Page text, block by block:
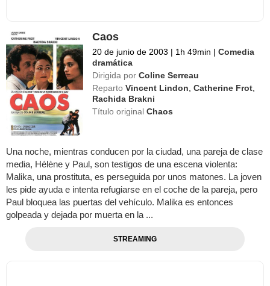
Caos
20 de junio de 2003 | 1h 49min | Comedia
dramática
Dirigida por Coline Serreau
Reparto Vincent Lindon ,Catherine Frot
Rachida Brakni
Título originalChaos
Una noche, mientras conducen por la ciudad, una pareja de clase
media, Hélène y Paul, son testigos de una escena violenta:
Malika, una prostituta, es perseguida por unos matones. La joven
les pide ayuda e intenta refugiarse en el coche de la pareja, pero
Paul bloquea las puertas del vehículo. Malika es entonces
golpeada y dejada por muerta en la ...
STREAMING